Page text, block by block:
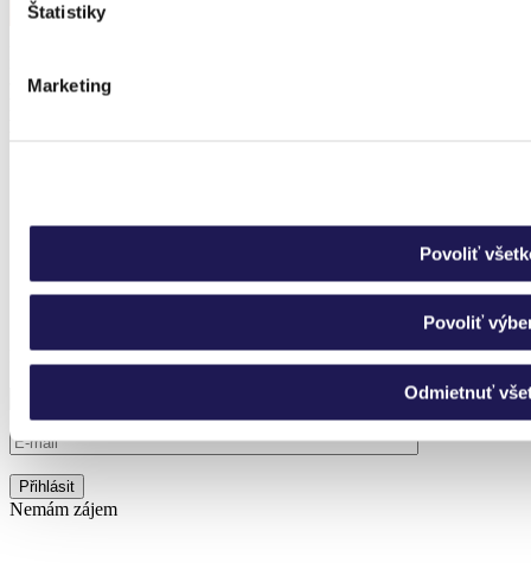
Štatistiky
Marketing
Povoliť
Povoliť
Odmietnuť
O akcích a novinkách v nabídce se dozvíte jako první
Získáte 5% slevu na první nákup v našem e-shopu
Přihlaste se k odběru novinek a nic vám neunikne.
Nemám zájem